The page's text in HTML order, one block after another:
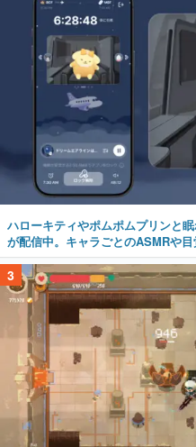
ハローキティやポムポムプリンと
が配信中。キャラごとのASMRや
3